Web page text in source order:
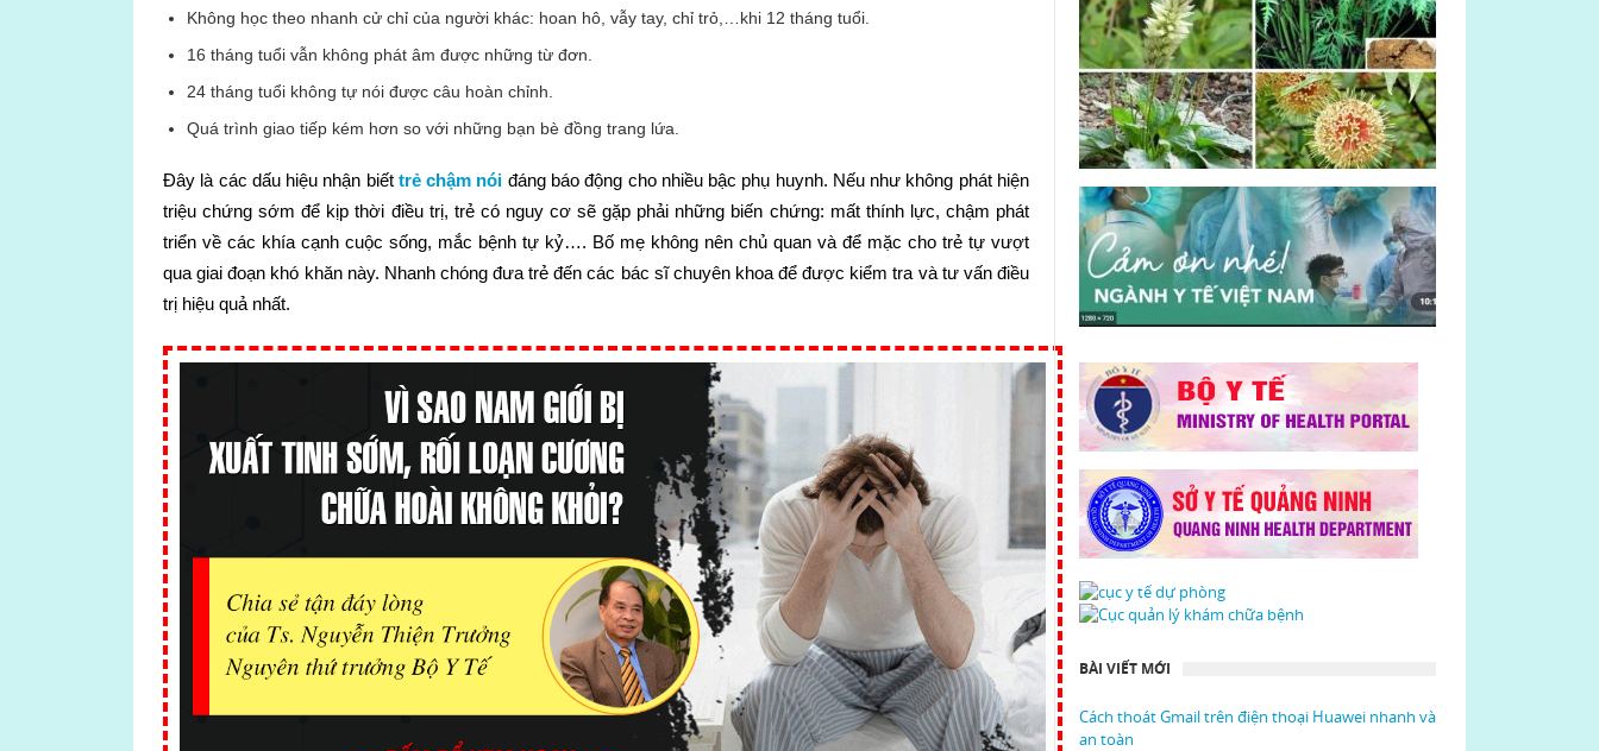
Không học theo nhanh cử chỉ của người khác: hoan hô, vẫy tay, chỉ trỏ,…khi 12 tháng tuổi.
16 tháng tuổi vẫn không phát âm được những từ đơn.
24 tháng tuổi không tự nói được câu hoàn chỉnh.
Quá trình giao tiếp kém hơn so với những bạn bè đồng trang lứa.
Đây là các dấu hiệu nhận biết trẻ chậm nói đáng báo động cho nhiều bậc phụ huynh. Nếu như không phát hiện
triệu chứng sớm để kịp thời điều trị, trẻ có nguy cơ sẽ gặp phải những biến chứng: mất thính lực, chậm phát
triển về các khía cạnh cuộc sống, mắc bệnh tự kỷ…. Bố mẹ không nên chủ quan và để mặc cho trẻ tự vượt
qua giai đoạn khó khăn này. Nhanh chóng đưa trẻ đến các bác sĩ chuyên khoa để được kiểm tra và tư vấn điều
trị hiệu quả nhất.
BÀI VIẾT MỚI
Cách thoát Gmail trên điện thoại Huawei nhanh và
an toàn